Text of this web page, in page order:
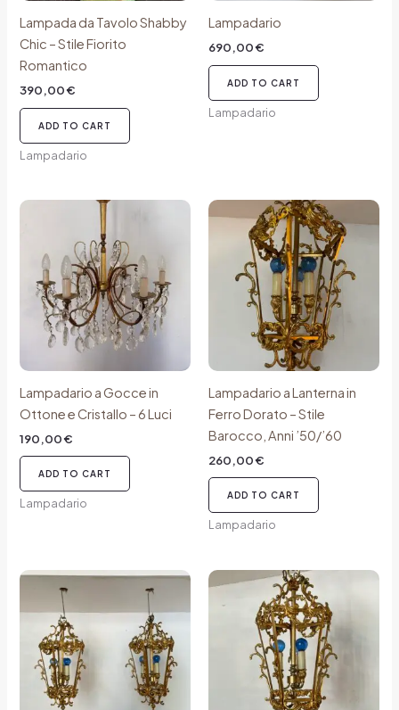
Lampada da Tavolo Shabby
Chic – Stile Fiorito
Romantico
390,00€
ADD TO CART
Lampadario
Lampadario
690,00€
ADD TO CART
Lampadario
Lampadario a Gocce in
Ottone e Cristallo – 6 Luci
190,00€
ADD TO CART
Lampadario
Lampadario a Lanterna in
Ferro Dorato – Stile
Barocco, Anni ’50/’60
260,00€
ADD TO CART
Lampadario